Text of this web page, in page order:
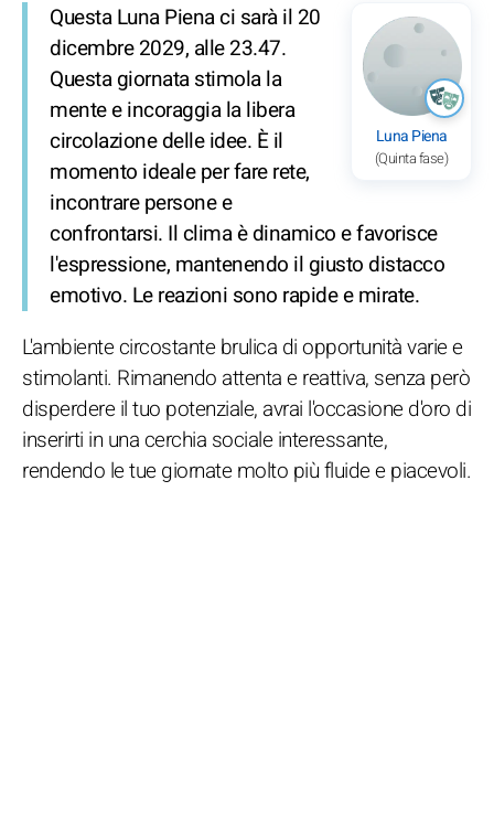
Luna Piena
(Quinta fase)
Questa Luna Piena ci sarà il 20
dicembre 2029, alle 23.47.
Questa giornata stimola la
mente e incoraggia la libera
circolazione delle idee. È il
momento ideale per fare rete,
incontrare persone e
confrontarsi. Il clima è dinamico e favorisce
l'espressione, mantenendo il giusto distacco
emotivo. Le reazioni sono rapide e mirate.
L'ambiente circostante brulica di opportunità varie e
stimolanti. Rimanendo attenta e reattiva, senza però
disperdere il tuo potenziale, avrai l'occasione d'oro di
inserirti in una cerchia sociale interessante,
rendendo le tue giornate molto più fluide e piacevoli.